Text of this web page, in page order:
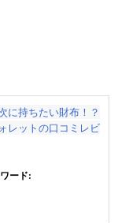
に持ちたい財布！？
レットの口コミレビ
ード: